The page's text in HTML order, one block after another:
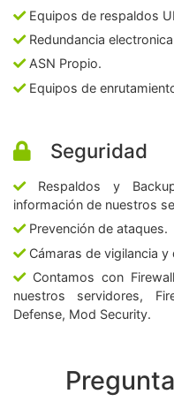
Equipos de respaldos
Redundancia electronica
ASN Propio.
Equipos de
Seguridad
Respaldos y
información de nuestros
Prevención de ataques.
Cámaras de vigilancia
Contamos con
nuestros servidores,
Defense, Mod Security.